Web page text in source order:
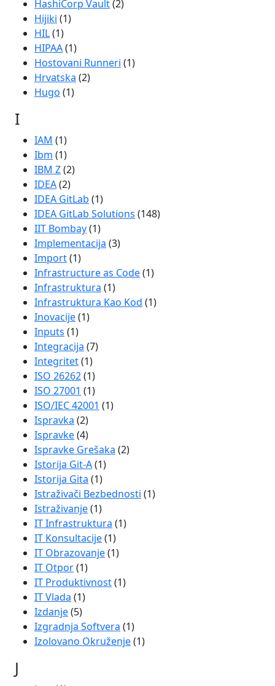
HashiCorp Vault(2)
Hijiki (1)
HIL(1)
HIPAA(1)
Hostovani Runneri (1)
Hrvatska (2)
Hugo (1)
I
IAM (1)
Ibm (1)
IBM Z(2)
IDEA(2)
IDEA GitLab (1)
IDEA GitLab Solutions (148)
IIT Bombay(1)
Implementacija (3)
Import(1)
Infrastructure as Code(1)
Infrastruktura (1)
Infrastruktura Kao Kod (1)
Inovacije(1)
Inputs (1)
Integracija (7)
Integritet(1)
ISO 26262(1)
ISO 27001 (1)
ISO/IEC 42001 (1)
Ispravka (2)
Ispravke(4)
Ispravke Grešaka (2)
Istorija Git-A(1)
Istorija Gita (1)
Istraživači Bezbednosti (1)
Istraživanje(1)
IT Infrastruktura (1)
IT Konsultacije(1)
IT Obrazovanje(1)
IT Otpor(1)
IT Produktivnost(1)
IT Vlada (1)
Izdanje(5)
Izgradnja Softvera (1)
Izolovano Okruženje(1)
J